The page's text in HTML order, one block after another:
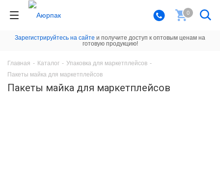
0
Зарегистрируйтесь на сайте и получите доступ к оптовым ценам на
готовую продукцию!
Главная - Каталог - Упаковка для маркетплейсов -
Пакеты майка для маркетплейсов
Пакеты майка для маркетплейсов